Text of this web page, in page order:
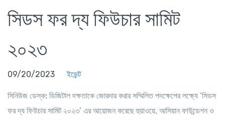
সিডস ফর দ্য ফিউচার সামিট
২০২৩
09/20/2023 ইভেন্ট
সিনিউজ ডেস্ক: ডিজিটাল দক্ষতাকে জোরদার করার সম্মিলিত পদক্ষেপের লক্ষ্যে ‘সিডস
ফর দ্য ফিউচার সামিট ২০২৩’ এর আয়োজন করেছে হুয়াওয়ে, আসিয়ান ফাউন্ডেশন ও